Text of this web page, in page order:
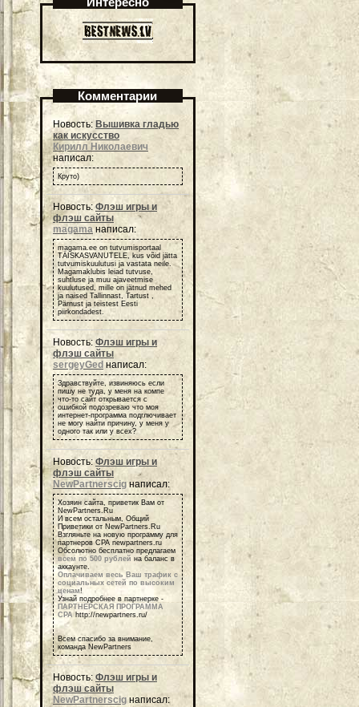
Комментарии
Новость: Вышивка гладью
как искусство
Кирилл Николаевич
написал:
Круто)
Новость:Флэш игры и
флэш сайты
magamaнаписал:
magama.ee on tutvumisportaal
TÄISKASVANUTELE, kus võid jätta
tutvumiskuulutusi ja vastata neile.
Magamaklubis leiad tutvuse,
suhtluse ja muu ajaveetmise
kuulutused, mille on jätnud mehed
ja naised Tallinnast, Tartust ,
Pärnust ja teistest Eesti
piirkondadest.
Новость: Флэш игры и
флэш сайты
sergeyGed написал:
Здравствуйте, извиняюсь если
пишу не туда, у меня на компе
что-то сайт открывается с
ошибкой подозреваю что моя
интернет-программа подглючивает
не могу найти причину, у меня у
одного так или у всех?
Новость:Флэш игры и
флэш сайты
NewPartnerscigнаписал:
Хозяин сайта, приветик Вам от
NewPartners.Ru
И всем остальным, Общий
Приветики от NewPartners.Ru
Взгляньте на новую программу для
партнеров СРА newpartners.ru
Обсолютно бесплатно предлагаем
всем по 500 рублей на баланс в
аккаунте.
Оплачиваем весь Ваш трафик с
социальных сетей по высоким
ценам!
Узнай подробнее в партнерке -
ПАРТНЕРСКАЯ ПРОГРАММА
СРА http://newpartners.ru/
Всем спасибо за внимание,
команда NewPartners
Новость: Флэш игры и
флэш сайты
NewPartnerscig написал: